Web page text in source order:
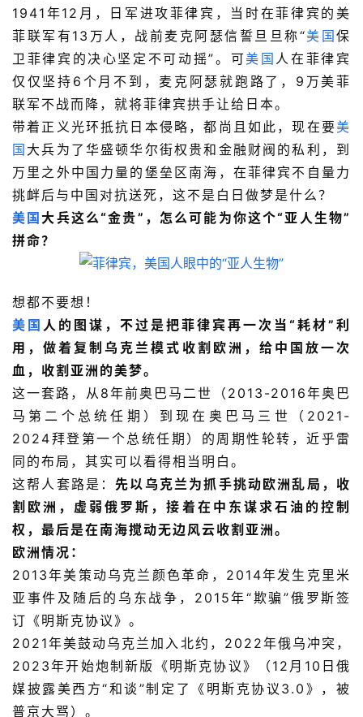
1941年12月，日军进攻菲律宾，当时在菲律宾的美
菲联军有13万人，战前麦克阿瑟信誓旦旦称“美国 保
卫菲律宾的决心坚定不可动摇”。可美国 人在菲律宾
仅仅坚持6个月不到，麦克阿瑟就跑路了，9万美菲
联军不战而降，就将菲律宾拱手让给日本。
带着正义光环抵抗日本侵略，都尚且如此，现在要美
国 大兵为了华盛顿华尔街权贵和金融财阀的私利，到
万里之外中国力量的堡垒区南海，在菲律宾不自量力
挑衅后与中国对抗送死，这不是白日做梦是什么？
美国大兵这么“金贵”，怎么可能为你这个“亚人生物”
拼命？
想都不要想！
美国 人的图谋，不过是把菲律宾再一次当“耗材”利
用，做着复制乌克兰模式收割欧洲，给中国放一次
血，收割亚洲的美梦。
这一套路，从8年前奥巴马二世（2013-2016年奥巴
马第二个总统任期）到现在奥巴马三世（2021-
2024拜登第一个总统任期）的周期性轮转，近乎雷
同的布局，其实可以看得相当明白。
这帮人套路是：先以乌克兰为抓手挑动欧洲乱局，收
割欧洲，虚弱俄罗斯，接着在中东谋求石油的控制
权，最后是在南海搅动无边风云收割亚洲。
欧洲情况：
2013年美策动乌克兰颜色革命，2014年发生克里米
亚事件及随后的乌东战争，2015年“欺骗”俄罗斯签
订《明斯克协议》。
2021年美鼓动乌克兰加入北约，2022年俄乌冲突，
2023年开始炮制新版《明斯克协议》（12月10日俄
媒披露美西方“和谈”制定了《明斯克协议3.0》，被
普京大骂）。